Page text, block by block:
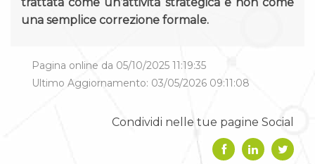
una semplice correzione formale.
Pagina online da 05/10/2025 11:19:35
Ultimo Aggiornamento: 03/05/2026 09:11:08
Condividi nelle tue pagine Social